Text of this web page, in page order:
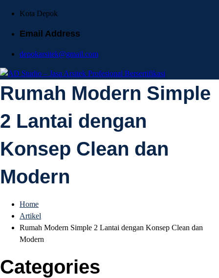
Kota Depok
Email Address
depokarsitek@gmail.com
AD Studio – Jasa
Arsitek Profesional
Bersertifikasi
AD Studio – Jasa Arsitek Profesional Bersertifikasi
Rumah Modern Simple
2 Lantai dengan
Konsep Clean dan
Modern
Home
Artikel
Rumah Modern Simple 2 Lantai dengan Konsep Clean dan
Modern
Categories